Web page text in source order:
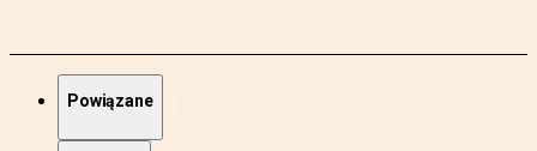
Powiązane